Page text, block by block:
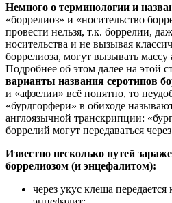
Немного о терминологии и
«боррелиоз» и «носительство
провести нельзя, т.к. боррелии,
носительства и не вызывая
боррелиоза, могут вызывать
Подробнее об этом далее на этой
варианты названия серотипов
и «афзелии» всё понятно, то
«бурдгорфери» в обиходе
англоязычной транскрипции:
боррелий могут передаваться
Известно несколько путей
боррелиозом (и энцефалитом):
через укус клеща